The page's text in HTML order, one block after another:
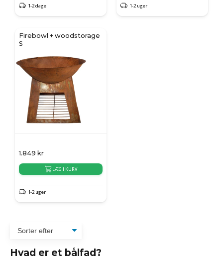
1-2 dage 1-2 uger
Firebowl + woodstorage
S
1.849 kr
LÆG I KURV
1-2 uger
Hvad er et bålfad?